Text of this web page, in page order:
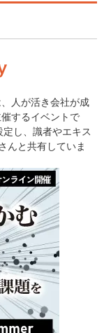
人が活き会社が成
するイベントで
し、識者やエキス
んと共有していま